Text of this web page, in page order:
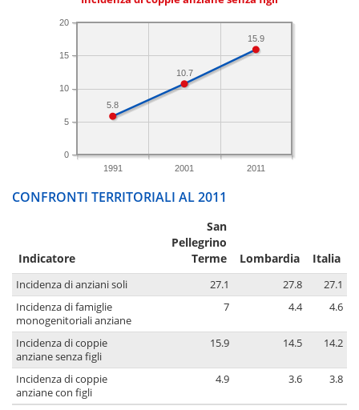
1991 2001 2011
0
5
10
15
20
15.9
10.7
5.8
CONFRONTI TERRITORIALI AL 2011
Indicatore
San
Pellegrino
Terme
Lombardia Italia
Incidenza di anziani soli 27.1 27.8
27.1
Incidenza di famiglie
monogenitoriali anziane
7 4.4 4.6
Incidenza di coppie
anziane senza figli
15.9 14.5 14.2
Incidenza di coppie
anziane con figli
4.9 3.6 3.8